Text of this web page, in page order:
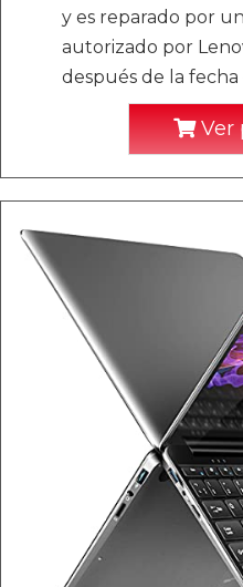
y es reparado por
autorizado por
después de la fecha
Ver